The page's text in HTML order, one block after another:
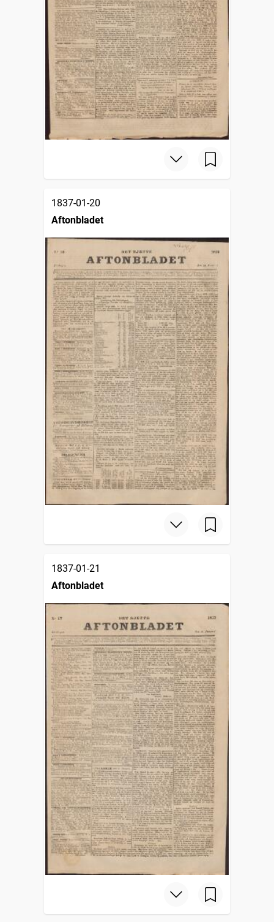
1837-01-20
Aftonbladet
1837-01-21
Aftonbladet